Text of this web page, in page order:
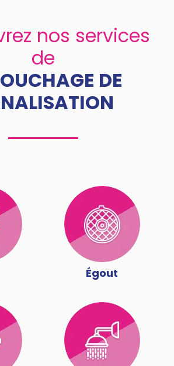
nos services
de
DE
Égout